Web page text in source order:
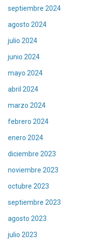
septiembre 2024
agosto 2024
julio 2024
junio 2024
mayo 2024
abril 2024
marzo 2024
febrero 2024
enero 2024
diciembre 2023
noviembre 2023
octubre 2023
septiembre 2023
agosto 2023
julio 2023